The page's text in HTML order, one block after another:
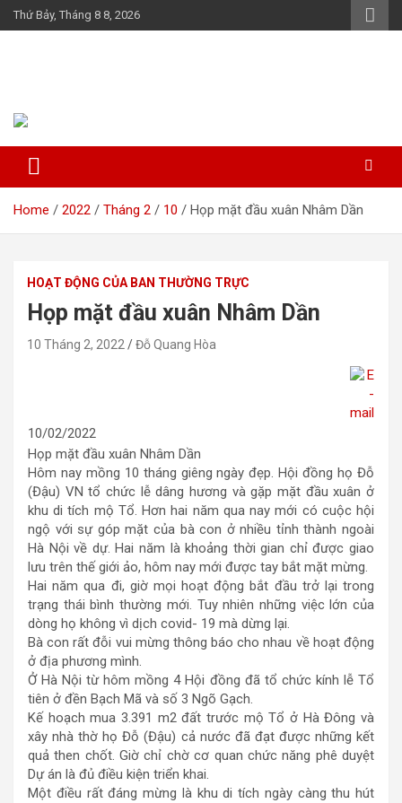
Skip
to
Thứ Bảy, Tháng 8 8, 2026
Home 2022 Tháng 2 10 Họp mặt đầu xuân Nhâm Dần
HOẠT ĐỘNG CỦA BAN THƯỜNG TRỰC
Họp mặt đầu xuân Nhâm Dần
10 Tháng 2, 2022 Đỗ Quang Hòa
10/02/2022
Họp mặt đầu xuân Nhâm Dần
Hôm nay mồng 10 tháng giêng ngày đẹp. Hội đồng họ Đỗ
(Đậu) VN tổ chức lễ dâng hương và gặp mặt đầu xuân ở
khu di tích mộ Tổ. Hơn hai năm qua nay mới có cuộc hội
ngộ với sự góp mặt của bà con ở nhiều tỉnh thành ngoài
Hà Nội về dự. Hai năm là khoảng thời gian chỉ được giao
lưu trên thế giới ảo, hôm nay mới được tay bắt mặt mừng.
Hai năm qua đi, giờ mọi hoạt động bắt đầu trở lại trong
trạng thái bình thường mới. Tuy nhiên những việc lớn của
dòng họ không vì dịch covid- 19 mà dừng lại.
Bà con rất đỗi vui mừng thông báo cho nhau về hoạt động
ở địa phương mình.
Ở Hà Nội từ hôm mồng 4 Hội đồng đã tổ chức kính lễ Tổ
tiên ở đền Bạch Mã và số 3 Ngõ Gạch.
Kế hoạch mua 3.391 m2 đất trước mộ Tổ ở Hà Đông và
xây nhà thờ họ Đỗ (Đậu) cả nước đã đạt được những kết
quả then chốt. Giờ chỉ chờ cơ quan chức năng phê duyệt
Dự án là đủ điều kiện triển khai.
Một điều rất đáng mừng là khu di tích ngày càng thu hút